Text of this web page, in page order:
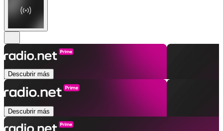
Descubrir más
Descubrir más